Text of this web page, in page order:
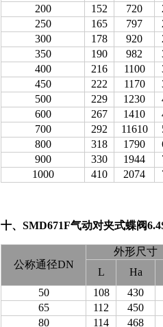
200
152 720
250
165 797
300
178 920
350
190 982
400
216 1100
450
222 1170
500
229 1230
600
267 1410
700
292 11610
800
318 1790
900
330 1944
1000
410 2074
十、SMD671F气动对夹式蝶阀
公称通径DN
外形尺寸
L
Ha
50
108 430
65
112 450
80
114 468